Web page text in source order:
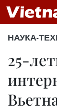
НАУКА-
25-